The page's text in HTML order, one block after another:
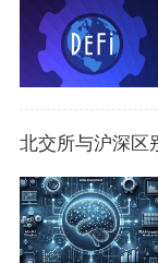
北交所与沪深区